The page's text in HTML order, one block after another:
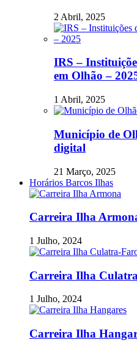
2 Abril, 2025
IRS –
em Olhão –
1 Abril, 2025
Município de
digital
21 Março, 2025
Horários Barcos Ilhas
Carreira Ilha
1 Julho, 2024
Carreira Ilha
1 Julho, 2024
Carreira Ilha